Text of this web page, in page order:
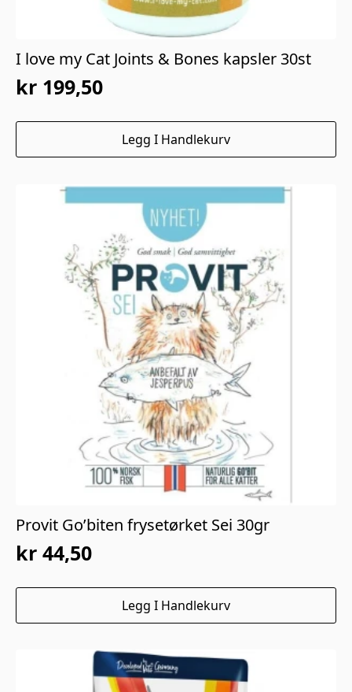
I love my Cat Joints & Bones kapsler 30st
Opprinnelig
pris
kr 199,50
Nåværende
pris
Legg I Handlekurv
Provit Go’biten frysetørket Sei 30gr
Opprinnelig
pris
kr 44,50
Nåværende
pris
Legg I Handlekurv